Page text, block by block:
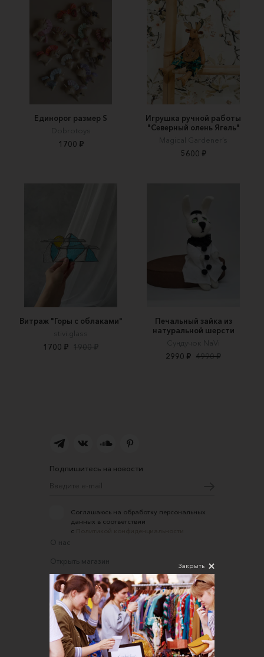
Единорог размер S
Dobrotoys
1700 ₽
Игрушка ручной работы
"Северный олень Ягель"
Magical Gardener’s
5600 ₽
Витраж "Горы с облаками"
stivi.glass
1700 ₽ 1900 ₽
Печальный зайка из
натуральной шерсти
Сундучок NaVi
2990 ₽ 4990 ₽
Подпишитесь на новости
Соглашаюсь на обработку персональных
данных в соответствии
с
О нас
Открыть магазин
Участие в офлайн-маркете
FAQ
Требования к фотографиям
Обратная связь
Закрыть